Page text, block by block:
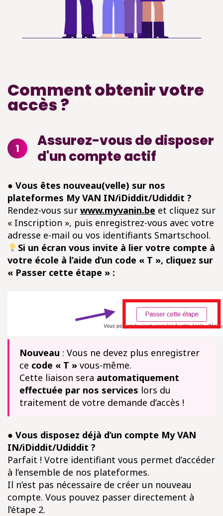
Comment obtenir votre
accès ?
1
Assurez-vous de disposer
d'un compte actif
● Vous êtes nouveau(velle) sur nos
plateformes My VAN IN/iDiddit/Udiddit ?
Rendez-vous sur www.myvanin.be et cliquez sur
« Inscription », puis enregistrez-vous avec votre
adresse e-mail ou vos identifiants Smartschool.
Si un écran vous invite à lier votre compte à
votre école à l’aide d’un code « T », cliquez sur
« Passer cette étape » :
Nouveau : Vous ne devez plus enregistrer
ce code « T » vous-même.
Cette liaison sera automatiquement
effectuée par nos services lors du
traitement de votre demande d’accès !
● Vous disposez déjà d’un compte My VAN
IN/iDiddit/Udiddit ?
Parfait ! Votre identifiant vous permet d’accéder
à l’ensemble de nos plateformes.
Il n’est pas nécessaire de créer un nouveau
compte. Vous pouvez passer directement à
l’étape 2.